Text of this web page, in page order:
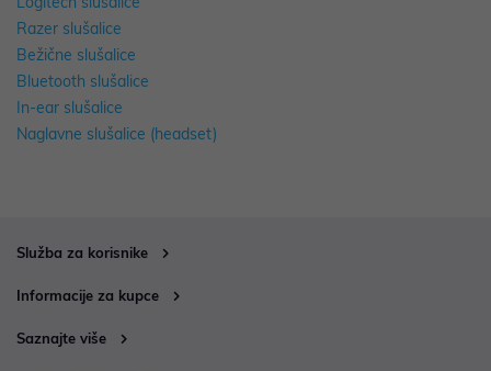
Razer slušalice
Bežične slušalice
Bluetooth slušalice
In-ear slušalice
Naglavne slušalice (headset)
Služba za korisnike
Informacije za kupce
Saznajte više